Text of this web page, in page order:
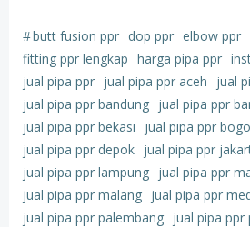
#butt fusion ppr dop ppr elbow ppr
fitting ppr lengkap harga pipa ppr
jual pipa ppr jual pipa ppr aceh
jual
jual pipa ppr bandung jual pipa ppr
jual pipa ppr bekasi
jual pipa ppr
jual pipa ppr depok jual pipa ppr
jual pipa ppr lampung jual pipa ppr
jual pipa ppr malang jual pipa ppr
jual pipa ppr palembang jual pipa ppr